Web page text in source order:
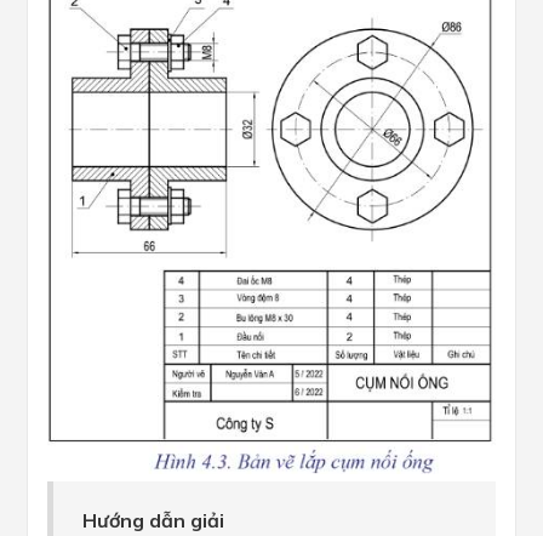
Hướng dẫn giải